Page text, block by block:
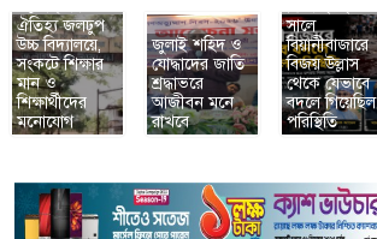
ঐতিহ্য জলঢুপ
উচ্চ বিদ্যালয়ে,
সংকটে শিক্ষার
মান ও
শিক্ষার্থীদের
মনোযোগ
জুলাই শহিদ ও
যোদ্ধাদের জাতি
শ্রদ্ধাভরে
আজীবন মনে
রাখবে
সালে
বিয়ানীবাজারে
বিজয় উল্লাস
থেকে যেভাবে
বদলে গিয়েছিল
পরিস্থিতি